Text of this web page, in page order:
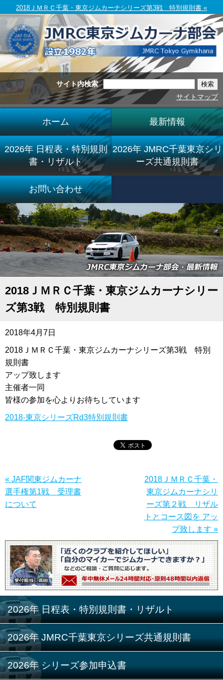
2018ＪＭＲＣ千葉・東京ジムカーナシリーズ第3戦 特別規則書 «
サイト内検索
サイトマップ
ホーム 最新情報
2026年 日程表・特別規則
書・リザルト
2026年 JMRC千葉東京シリ
ーズ共通規則書
お問い合わせ
2018ＪＭＲＣ千葉・東京ジムカーナシリー
ズ第3戦 特別規則書
2018年4月7日
2018ＪＭＲＣ千葉・東京ジムカーナシリーズ第3戦 特別
規則書
アップ致します
主催者一同
皆様の参加を心よりお待ちしています
2018-東京シリーズRd3特別規則書
« JAF関東ジムカーナ
選手権第1戦 受理書
について
2018ＪＭＲＣ千葉・
東京ジムカーナシリ
ーズ第２戦 リザル
トとコース図を アッ
プ致します »
2026年 日程表・特別規則書・リザルト
2026年 JMRC千葉東京シリーズ共通規則書
2026年 シリーズ参加申込書